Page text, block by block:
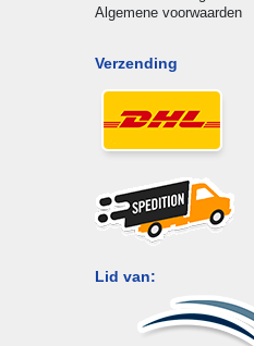
Algemene voorwaarden
Verzending
Lid van: